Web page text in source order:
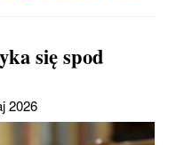
się spod
2026